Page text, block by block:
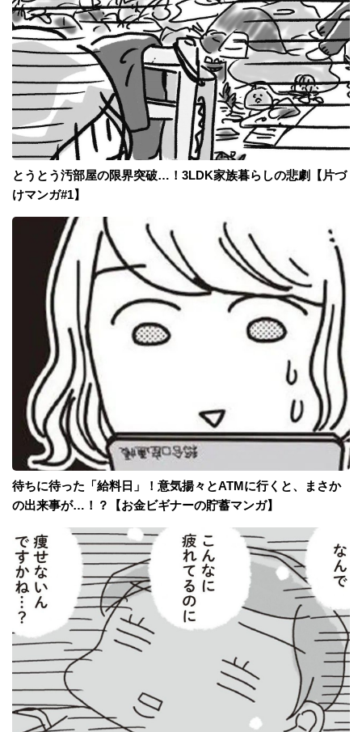
とうとう汚部屋の限界突破…！3LDK家族暮らしの悲劇【片づ
けマンガ#1】
待ちに待った「給料日」！意気揚々とATMに行くと、まさか
の出来事が…！？【お金ビギナーの貯蓄マンガ】